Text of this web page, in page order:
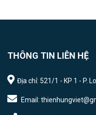
THÔNG TIN LIÊN HỆ
Địa chỉ: 521/1 - KP 1 - P.
Email: